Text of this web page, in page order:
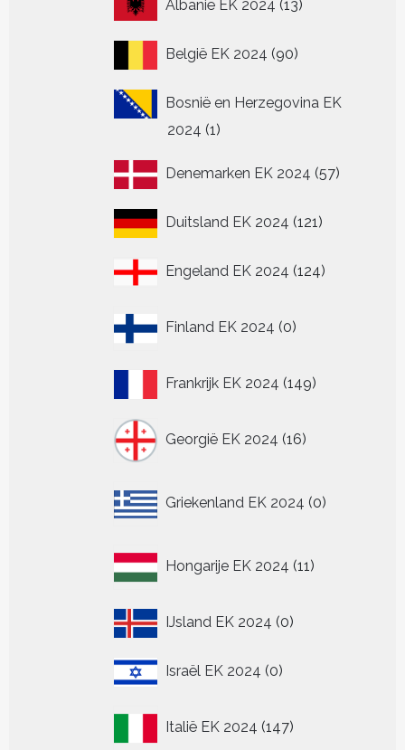
Albanië EK 2024 13
België EK 2024 9090
Bosnië en Herzegovina EK
2024 11
Denemarken EK 2024 5757
Duitsland EK 2024 121121
Engeland EK 2024 124124
Finland EK 2024 0
producten
Frankrijk EK 2024 149149
Georgië EK 2024 16
producten
Griekenland EK 2024 0
producten
Hongarije EK 2024 11
producten
IJsland EK 2024 00
Israël EK 2024 00
Italië EK 2024 147
producten